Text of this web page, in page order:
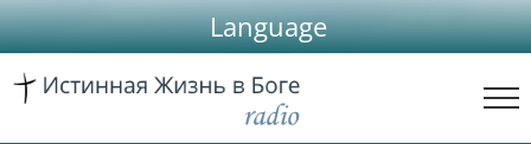
Skip
to
content
Language